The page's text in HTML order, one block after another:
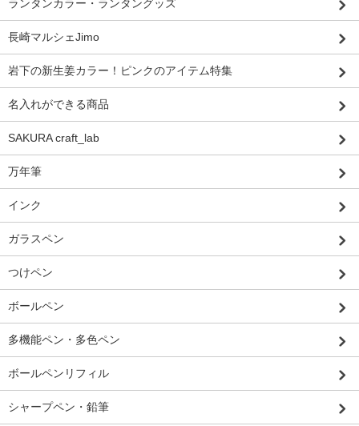
ランタンカラー・ランタングッズ
長崎マルシェJimo
岩下の新生姜カラー！ピンクのアイテム特集
名入れができる商品
SAKURA craft_lab
万年筆
インク
ガラスペン
つけペン
ボールペン
多機能ペン・多色ペン
ボールペンリフィル
シャープペン・鉛筆